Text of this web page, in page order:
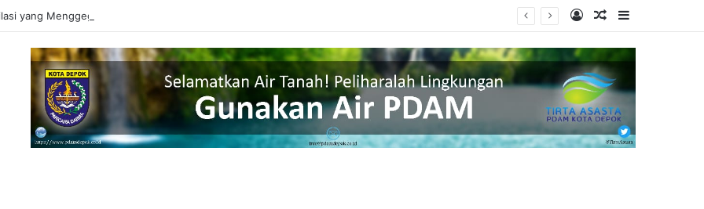
yang Menggegerkan Depok, Berhasil Ditangkap Log InRandom Article